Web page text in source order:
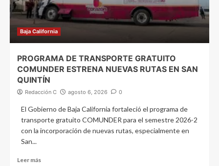
Baja California
PROGRAMA DE TRANSPORTE GRATUITO
COMUNDER ESTRENA NUEVAS RUTAS EN SAN
QUINTÍN
Redacción C agosto 6, 2026 0
El Gobierno de Baja California fortaleció el programa de
transporte gratuito COMUNDER para el semestre 2026-2
con la incorporación de nuevas rutas, especialmente en
San...
Leer más